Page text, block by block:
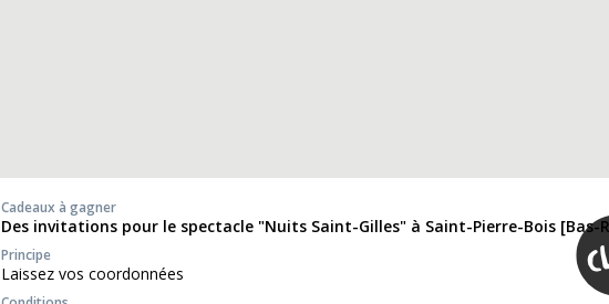
Cadeaux à gagner
Des invitations pour le spectacle "Nuits Saint-Gilles" à Saint-Pierre-Bois [Bas-
Principe
Laissez vos coordonnées